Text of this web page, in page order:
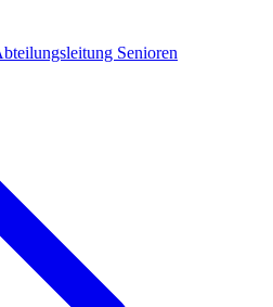
Senioren